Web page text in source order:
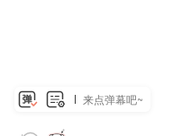
来点弹幕吧~